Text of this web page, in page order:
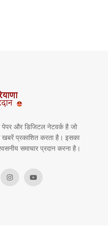
और डिजिटल नेटवर्क है जो
खबरें प्रकाशित करता है। इसका
समाचार प्रदान करना है।